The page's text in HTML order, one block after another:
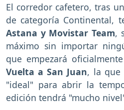
El corredor cafetero, tras
de categoría Continental,
Astana y Movistar Team,
máximo sin importar
que empezará
Vuelta a San Juan, la que
"ideal" para abrir la
edición tendrá "mucho